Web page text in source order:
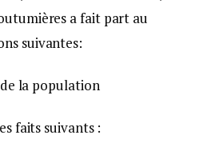
a fait part au
suivantes:
la population
faits suivants :